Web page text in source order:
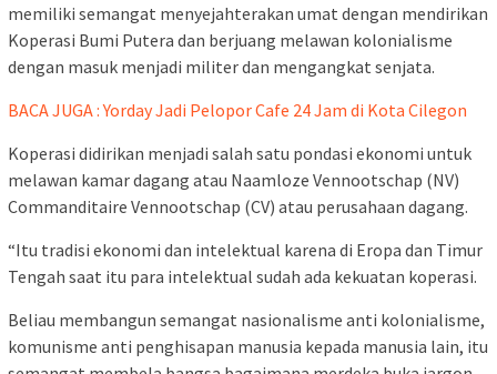
memiliki semangat menyejahterakan umat dengan mendirikan
Koperasi Bumi Putera dan berjuang melawan kolonialisme
dengan masuk menjadi militer dan mengangkat senjata.
BACA JUGA : Yorday Jadi Pelopor Cafe 24 Jam di Kota Cilegon
Koperasi didirikan menjadi salah satu pondasi ekonomi untuk
melawan kamar dagang atau Naamloze Vennootschap (NV)
Commanditaire Vennootschap (CV) atau perusahaan dagang.
“Itu tradisi ekonomi dan intelektual karena di Eropa dan Timur
Tengah saat itu para intelektual sudah ada kekuatan koperasi.
Beliau membangun semangat nasionalisme anti kolonialisme,
komunisme anti penghisapan manusia kepada manusia lain, itu